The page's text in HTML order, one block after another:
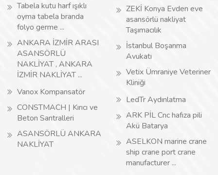
Tabela kutu harf ışıklı
oyma tabela branda
folyo germe ...
ANKARA İZMİR ARASI
ASANSÖRLÜ
NAKLİYAT , ANKARA
İZMİR NAKLİYAT ...
Vanox Kompansatör
CONSTMACH | Kırıcı ve
Beton Santralleri
ASANSÖRLÜ ANKARA
NAKLİYAT
ZEKİ Konya Evden eve
asansörlü nakliyat
Taşımacılık
İstanbul Boşanma
Avukatı
Vetix Ümraniye Veteriner
Kliniği
LedTr Aydınlatma
ARK PİL Cnc hafıza pili
Akü Batarya
ASELKON marine crane
ship crane port crane
manufacturer ...